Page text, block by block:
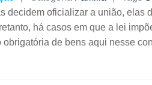
decidem oficializar a união, elas
há casos em que a lei
obrigatória de bens aqui nesse